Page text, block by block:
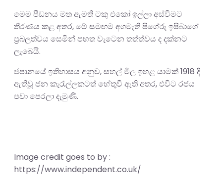
මෙම පීඩනය මත ඇමති ටකු එකෝ ඉල්ලා අස්වීමට
තීරණය කළ අතර, මේ සමඟම අගමැති ෂිගේරු ඉෂිබාගේ
ප්‍රබලත්වය සෙමින් පහත වැටෙන තත්ත්වය ද දක්නට
ලැබෙයි.
ජපානයේ ඉතිහාසය අනුව, සහල් මිල ඉහළ යාමක් 1918 දී
ඇතිවූ ජන කැරැල්ලකටත් හේතුවී ඇති අතර, එවිට රජය
පවා පෙරලා දැමුණි.
Image credit goes to by :
https://www.independent.co.uk/